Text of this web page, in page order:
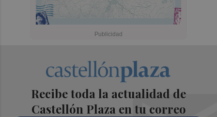
Recibe toda la actualidad de
Castellón Plaza en tu correo